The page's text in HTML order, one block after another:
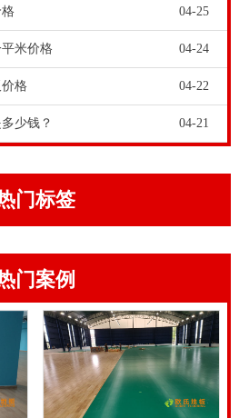
材料在组装前和安裝完毕后，
坚决杜绝浸泡返潮。健身运动
裝、日常保养全过程中，都是有
，保证 生产制造出技术专业达
十分有确保。
展体育体育运动的盆友，都是
板拼装地板上开展体育体育运
实木板拼装地板的长化学纤
常匀称，那样针对外部的撞击
能保防体育运动员工的生命安
员工的体育运动充分发挥。日常
加一些户外活动，免不了都是
04-25
米价格 04-24
格 04-22
少钱？ 04-21
门标签
门案例